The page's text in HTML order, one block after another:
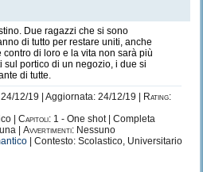
Due ragazzi che si sono
di tutto per restare uniti, anche
di loro e la vita non sarà più
portico di un negozio, i due si
di tutte.
24/12/19 | Aggiornata: 24/12/19 |
Rating:
| Capitoli: 1 - One shot | Completa
| Avvertimenti: Nessuno
| Contesto: Scolastico, Universitario